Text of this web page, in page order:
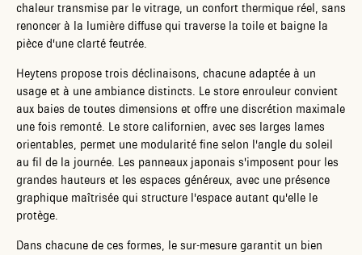
chaleur transmise par le vitrage, un confort thermique réel, sans
renoncer à la lumière diffuse qui traverse la toile et baigne la
pièce d'une clarté feutrée.
Heytens propose trois déclinaisons, chacune adaptée à un
usage et à une ambiance distincts. Le store enrouleur convient
aux baies de toutes dimensions et offre une discrétion maximale
une fois remonté. Le store californien, avec ses larges lames
orientables, permet une modularité fine selon l'angle du soleil
au fil de la journée. Les panneaux japonais s'imposent pour les
grandes hauteurs et les espaces généreux, avec une présence
graphique maîtrisée qui structure l'espace autant qu'elle le
protège.
Dans chacune de ces formes, le sur-mesure garantit un bien